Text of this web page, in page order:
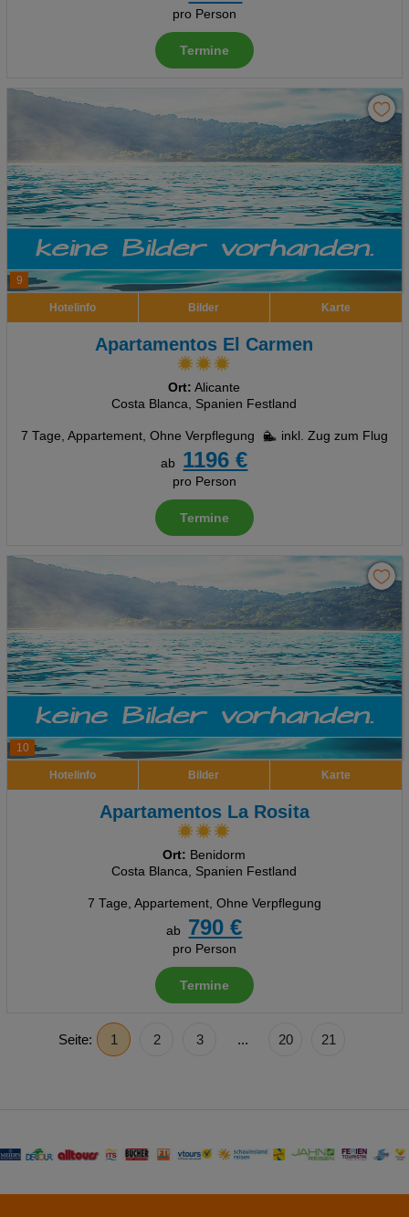
pro Person
Termine
9
Hotelinfo Bilder Karte
Apartamentos El Carmen
Ort: Alicante
Costa Blanca, Spanien Festland
7 Tage, Appartement, Ohne Verpflegung
inkl. Zug zum Flug
ab
1196 €
pro Person
Termine
10
Hotelinfo Bilder Karte
Apartamentos La Rosita
Ort: Benidorm
Costa Blanca, Spanien Festland
7 Tage, Appartement, Ohne Verpflegung
ab
790 €
pro Person
Termine
Seite: 1 2 3 ... 20 21